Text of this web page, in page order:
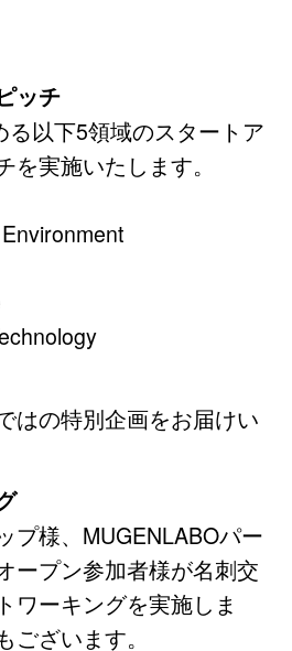
ッチ
る以下5領域のスタートア
を実施いたします。
はの特別企画をお届けい
プ様、MUGENLABOパー
ープン参加者様が名刺交
ワーキングを実施しま
ざいます。